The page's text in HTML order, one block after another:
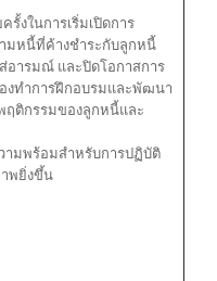
ในการเริ่มเปิดการ
มหนี้ที่ค้างชำระกับลูกหนี้
อารมณ์ และปิดโอกาสการ
งทำการฝึกอบรมและพัฒนา
ฤติกรรมของลูกหนี้และ
ามพร้อมสำหรับการปฏิบัติ
พยิ่งขึ้น